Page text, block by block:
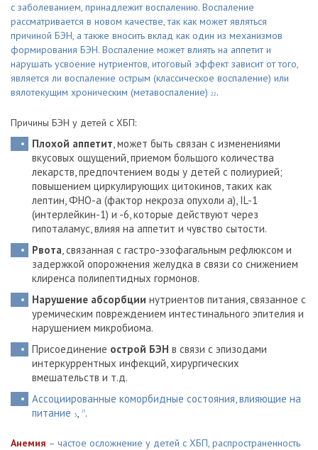
с заболеванием, принадлежит воспалению. Воспаление
рассматривается в новом качестве, так как может являться
причиной БЭН, а также вносить вклад как один из механизмов
формирования БЭН. Воспаление может влиять на аппетит и
нарушать усвоение нутриентов, итоговый эффект зависит от того,
является ли воспаление острым (классическое воспаление) или
вялотекущим хроническим (метавоспаление) 22 .
Причины БЭН у детей с ХБП:
Плохой аппетит, может быть связан с изменениями
вкусовых ощущений, приемом большого количества
лекарств, предпочтением воды у детей с полиурией;
повышением циркулирующих цитокинов, таких как
лептин, ФНО-a (фактор некроза опухоли a), IL-1
(интерлейкин-1) и -6, которые действуют через
гипоталамус, влияя на аппетит и чувство сытости.
Рвота, связанная с гастро-эзофагальным рефлюксом и
задержкой опорожнения желудка в связи со снижением
клиренса полипептидных гормонов.
Нарушение абсорбции нутриентов питания, связанное с
уремическим повреждением интестинального эпителия и
нарушением микробиома.
Присоединение острой БЭН в связи с эпизодами
интеркуррентных инфекций, хирургических
вмешательств и т.д.
Ассоциированные коморбидные состояния, влияющие на
питание 3, 23.
Анемия – частое осложнение у детей с ХБП, распространенность